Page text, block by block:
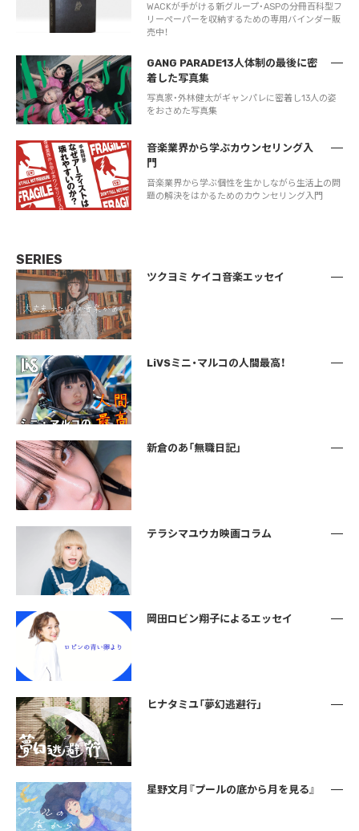
WACKが手がける新グループ・ASPの分冊百科型フ
リーペーパーを収納するための専用バインダー販
売中！
GANG PARADE13人体制の最後に密
着した写真集
写真家・外林健太がギャンパレに密着し13人の姿
をおさめた写真集
音楽業界から学ぶカウンセリング入
門
音楽業界から学ぶ個性を生かしながら生活上の問
題の解決をはかるためのカウンセリング入門
SERIES
ツクヨミ ケイコ音楽エッセイ
LiVSミニ・マルコの人間最高！
新倉のあ「無職日記」
テラシマユウカ映画コラム
岡田ロビン翔子によるエッセイ
ヒナタミユ「夢幻逃避行」
星野文月『プールの底から月を見る』